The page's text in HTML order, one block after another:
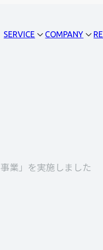
SERVICE COMPANY
業」を実施しました